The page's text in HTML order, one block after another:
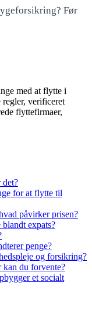
Før
med at flytte i
regler, verificeret
flyttefirmaer,
det?
for at flytte til
påvirker prisen?
expats?
penge?
og forsikring?
du forvente?
et socialt